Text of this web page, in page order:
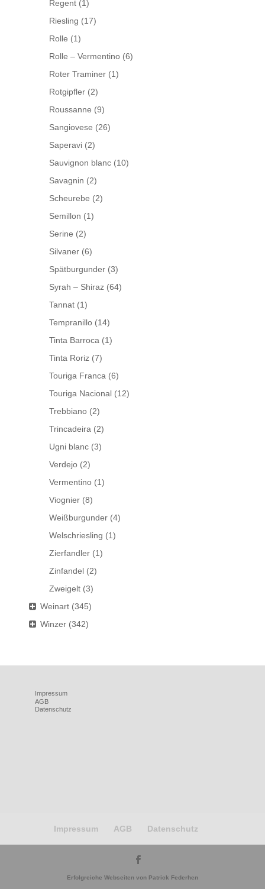
Regent (1)
Riesling (17)
Rolle (1)
Rolle – Vermentino (6)
Roter Traminer (1)
Rotgipfler (2)
Roussanne (9)
Sangiovese (26)
Saperavi (2)
Sauvignon blanc (10)
Savagnin (2)
Scheurebe (2)
Semillon (1)
Serine (2)
Silvaner (6)
Spätburgunder (3)
Syrah – Shiraz (64)
Tannat (1)
Tempranillo (14)
Tinta Barroca (1)
Tinta Roriz (7)
Touriga Franca (6)
Touriga Nacional (12)
Trebbiano (2)
Trincadeira (2)
Ugni blanc (3)
Verdejo (2)
Vermentino (1)
Viognier (8)
Weißburgunder (4)
Welschriesling (1)
Zierfandler (1)
Zinfandel (2)
Zweigelt (3)
Weinart (345)
Winzer (342)
Impressum
AGB
Datenschutz
Impressum AGB Datenschutz
Erfolgreiche Webseiten von Patrick Federhen